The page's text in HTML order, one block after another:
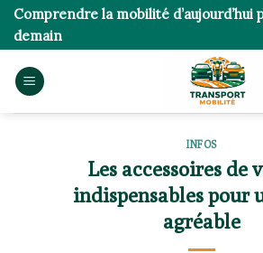
Skip
content
Comprendre la mobilité d’aujourd’hui
demain
INFOS
Les accessoires de
indispensables pour
agréable